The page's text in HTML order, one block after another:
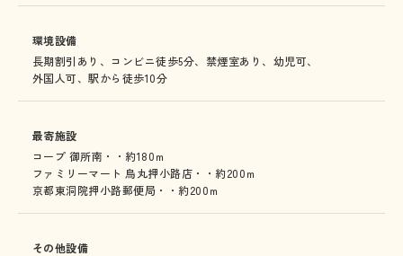
環境設備
長期割引あり、 コンビニ徒歩5分、 禁煙室あり、 幼児可、
外国人可、駅から徒歩10分
最寄施設
コープ 御所南・・約180ｍ
ファミリーマート 烏丸押小路店・・約200ｍ
京都東洞院押小路郵便局・・約200ｍ
その他設備